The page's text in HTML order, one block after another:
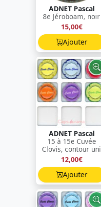
ADNET Pascal
8e Jéroboam, noir
15,00€
Ajouter
ADNET Pascal
15 à 15e Cuvée
Clovis, contour uni
12,00€
Ajouter